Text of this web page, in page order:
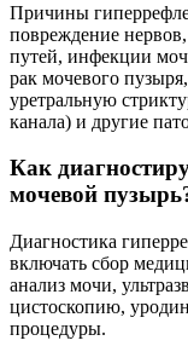
Причины
повреждение
путей, инфекции
рак мочевого
уретральную
канала) и другие
Как
мочевой
Диагностика
включать сбор
анализ мочи,
цистоскопию,
процедуры.